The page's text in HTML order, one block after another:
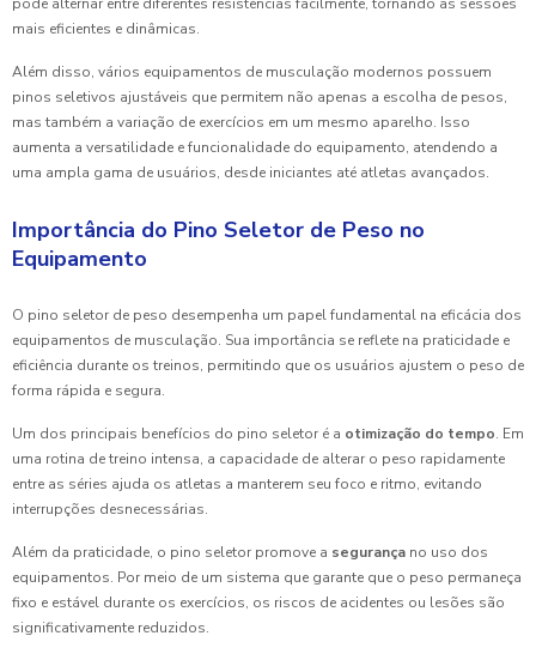
pode alternar entre diferentes resistências facilmente, tornando as sessões
mais eficientes e dinâmicas.
Além disso, vários equipamentos de musculação modernos possuem
pinos seletivos ajustáveis que permitem não apenas a escolha de pesos,
mas também a variação de exercícios em um mesmo aparelho. Isso
aumenta a versatilidade e funcionalidade do equipamento, atendendo a
uma ampla gama de usuários, desde iniciantes até atletas avançados.
Importância do Pino Seletor de Peso no
Equipamento
O pino seletor de peso desempenha um papel fundamental na eficácia dos
equipamentos de musculação. Sua importância se reflete na praticidade e
eficiência durante os treinos, permitindo que os usuários ajustem o peso de
forma rápida e segura.
Um dos principais benefícios do pino seletor é a otimização do tempo. Em
uma rotina de treino intensa, a capacidade de alterar o peso rapidamente
entre as séries ajuda os atletas a manterem seu foco e ritmo, evitando
interrupções desnecessárias.
Além da praticidade, o pino seletor promove a segurança no uso dos
equipamentos. Por meio de um sistema que garante que o peso permaneça
fixo e estável durante os exercícios, os riscos de acidentes ou lesões são
significativamente reduzidos.